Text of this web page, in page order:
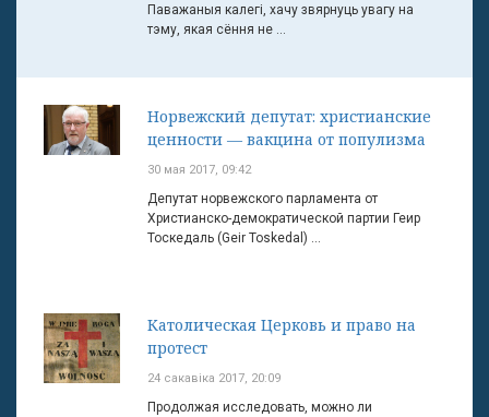
Паважаныя калегі, хачу звярнуць увагу на
тэму, якая сёння не ...
Норвежский депутат: христианские
ценности — вакцина от популизма
30 мая 2017, 09:42
Депутат норвежского парламента от
Христианско-демократической партии Геир
Тоскедаль (Geir Toskedal) ...
Католическая Церковь и право на
протест
24 сакавіка 2017, 20:09
Продолжая исследовать, можно ли